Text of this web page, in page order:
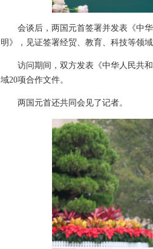
会谈后，两国元首签署并发表《中
明》，见证签署经贸、教育、科技等领域
访问期间，双方发表《中华人民共
域20项合作文件。
两国元首还共同会见了记者。